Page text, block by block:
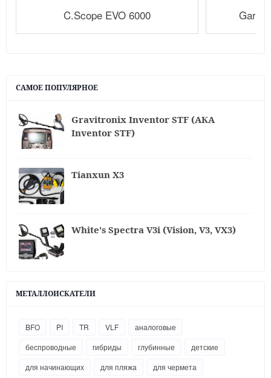
C.Scope EVO 6000
САМОЕ ПОПУЛЯРНОЕ
Gravitronix Inventor STF (АКА
Inventor STF)
Tianxun X3
White's Spectra V3i (Vision, V3, VX3)
МЕТАЛЛОИСКАТЕЛИ
BFO PI TR VLF
аналоговые
беспроводные
гибриды глубинные
детские
для начинающих
для пляжа
для чермета